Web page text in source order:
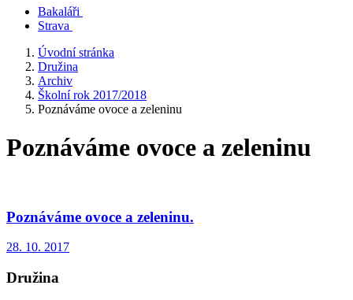
Bakaláři
Strava
Úvodní stránka
Družina
Archiv
Školní rok 2017/2018
Poznáváme ovoce a zeleninu
Poznáváme ovoce a zeleninu
Poznáváme ovoce a zeleninu.
28. 10. 2017
Družina